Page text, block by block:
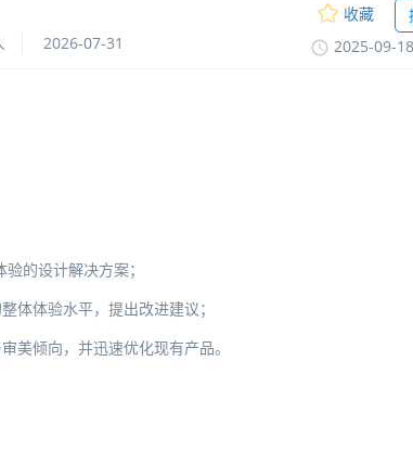
2026-07-31
收藏
2025-09-
的设计解决方案；
体体验水平，提出改进建议；
美倾向，并迅速优化现有产品。